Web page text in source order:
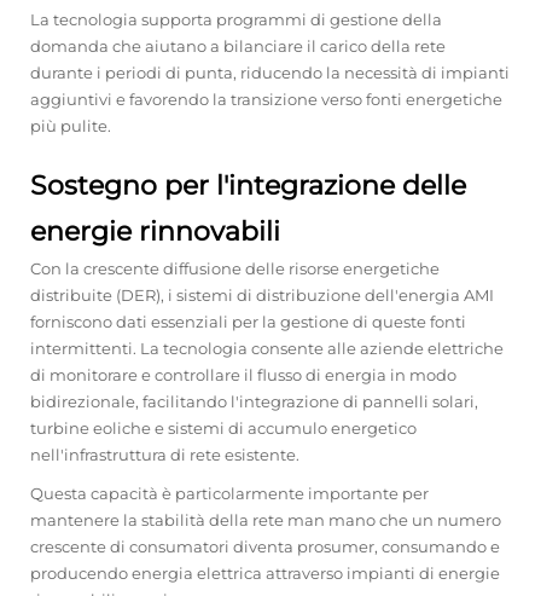
La tecnologia supporta programmi di gestione della
domanda che aiutano a bilanciare il carico della rete
durante i periodi di punta, riducendo la necessità di impianti
aggiuntivi e favorendo la transizione verso fonti energetiche
più pulite.
Sostegno per l'integrazione delle
energie rinnovabili
Con la crescente diffusione delle risorse energetiche
distribuite (DER), i sistemi di distribuzione dell'energia AMI
forniscono dati essenziali per la gestione di queste fonti
intermittenti. La tecnologia consente alle aziende elettriche
di monitorare e controllare il flusso di energia in modo
bidirezionale, facilitando l'integrazione di pannelli solari,
turbine eoliche e sistemi di accumulo energetico
nell'infrastruttura di rete esistente.
Questa capacità è particolarmente importante per
mantenere la stabilità della rete man mano che un numero
crescente di consumatori diventa prosumer, consumando e
producendo energia elettrica attraverso impianti di energie